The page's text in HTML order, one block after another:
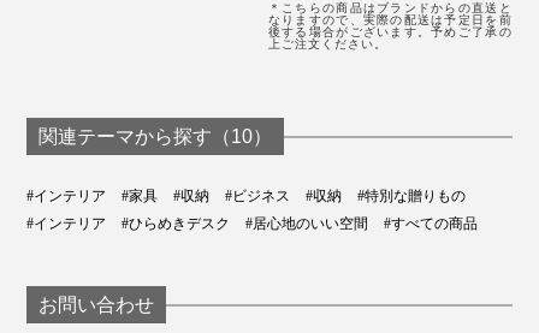
＊こちらの商品はブランドからの直送と
なりますので、実際の配送は予定日を前
後する場合がございます。予めご了承の
上ご注文ください。
関連テーマから探す（10）
#インテリア #家具 #収納 #ビジネス #収納
#特別な贈りもの
#インテリア
#ひらめきデスク #居心地のいい空間 #すべての商品
お問い合わせ